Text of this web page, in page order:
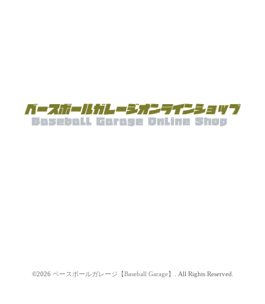
©2026 ベースボールガレージ【Baseball Garage】 . All Rights Reserved.